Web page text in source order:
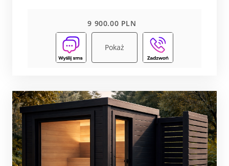
9 900.00 PLN
Pokaż